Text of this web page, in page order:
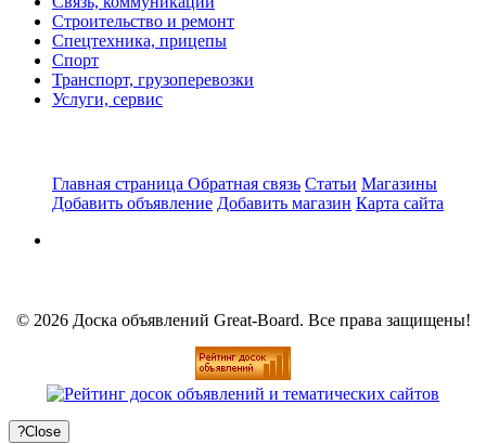
Строительство и ремонт
Спецтехника, прицепы
Спорт
Транспорт, грузоперевозки
Услуги, сервис
Главная страница Обратная связь Статьи Магазины
Добавить объявление Добавить магазин Карта сайта
© 2026 Доска объявлений Great-Board. Все права защищены!
?Close